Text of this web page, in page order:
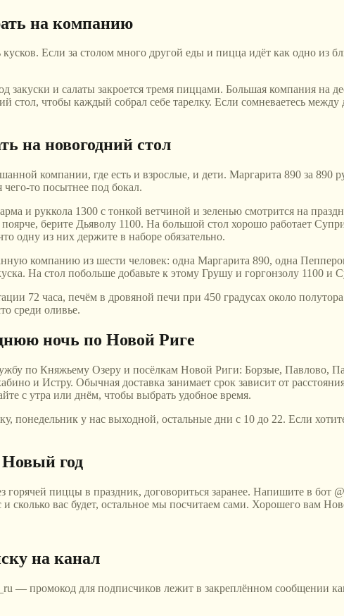
на компанию
Если за столом много другой еды и пицца идёт как одно из
закуски и салаты закроется тремя пиццами. Большая компания на
стол, чтобы каждый собрал себе тарелку. Если сомневаетесь
на новогодний стол
компании, где есть и взрослые, и дети. Маргарита 890 за 890
то посытнее под бокал.
и руккола 1300 с тонкой ветчиной и зеленью смотрится на
берите Дьяволу 1100. На большой стол хорошо работает
одну из них держите в наборе обязательно.
компанию из шести человек: одна Маргарита 890, одна
На стол побольше добавьте к этому Грушу и горгонзолу 1100 и
72 часа, печём в дровяной печи при 450 градусах около
среди оливье.
ночь по Новой Риге
по Княжьему Озеру и посёлкам Новой Риги: Борзые, Павлово,
и Истру. Обычная доставка занимает срок зависит от
с утра или днём, чтобы выбрать удобное время.
понедельник у нас выходной, остальные дни с 10 до 22. Если
Новый год
горячей пиццы в праздник, договориться заранее. Напишите в
и сколько вас будет, остальное мы посчитаем сами. Хорошего вам
на канал
— промокод для подписчиков лежит в закреплённом